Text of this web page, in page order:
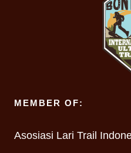
MEMBER OF:
Asosiasi Lari Trail